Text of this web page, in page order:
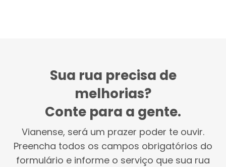
Sua rua precisa de
melhorias?
Conte para a gente.
Vianense, será um prazer poder te ouvir.
Preencha todos os campos obrigatórios do
formulário e informe o serviço que sua rua